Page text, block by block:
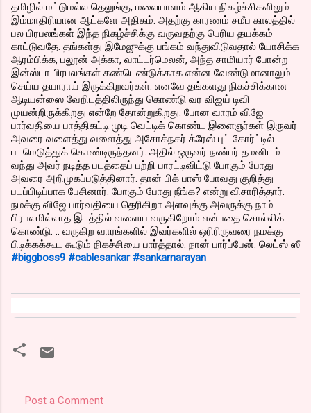
தமிழில் மட்டுமல்ல தெலுங்கு, மலையாளம் ஆகிய நிகழ்ச்சிகளிலும்
இம்மாதிரியான ஆட்களே அதிகம். அதற்கு காரணம் சமீப காலத்தில்
பல பிரபலங்கள் இந்த நிகழ்ச்சிக்கு வருவதற்கு பெரிய தயக்கம்
காட்டுவதே. தங்கள்து இமேஜுக்கு பங்கம் வந்துவிடுவதால் யோசிக்க
ஆரம்பிக்க, பலூன் அக்கா, வாட்டர்மெலன், அந்த சாமியார் போன்ற
இன்ஸ்டா பிரபலங்கள் கண்டெண்டுக்காக என்ன வேண்டுமானாலும்
செய்ய தயாராய் இருக்கிறவர்கள். எனவே தங்களது நிகச்சிக்கான
ஆடியன்ஸை வேறிடத்திலிருந்து கொண்டு வர விஜய் டிவி
முயன்றிருக்கிறது என்றே தோன்றுகிறது. போன வாரம் விஜே
பார்வதியை பாத்திகட்டி முடி வெட்டிக் கொண்ட இளைஞர்கள் இருவர்
அவரை வளைத்து வளைத்து அசோக்நகர் க்ரேஸ் புட் கோர்ட்டில்
படமெடுத்துக் கொண்டிருந்தனர். அதில் ஒருவர் நண்பர் தமனிடம்
வந்து அவர் நடித்த படத்தைப் பற்றி பாரட்டிவிட்டு போகும் போது
அவரை அறிமுகப்படுத்தினார். தான் பிக் பாஸ் போவது குறித்து
படப்பிடிப்பாக பேசினார். போகும் போது நீங்க? என்று விசாரித்தார்.
நமக்கு விஜே பார்வதியை தெரிகிறா அளவுக்கு அவருக்கு நாம்
பிரபலமில்லாத இடத்தில் வளைய வருகிறோம் என்பதை சொல்லிக்
கொண்டு. .. வருகிற வாரங்களில் இவர்களில் ஒரிரிருவரை நமக்கு
பிடிக்கக்கூட கூடும் நிகச்சியை பார்த்தால். நான் பார்ப்பேன். லெட்ஸ் ஸீ
#biggboss9 #cablesankar #sankarnarayan
Post a Comment